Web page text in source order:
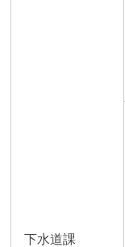
下水道課